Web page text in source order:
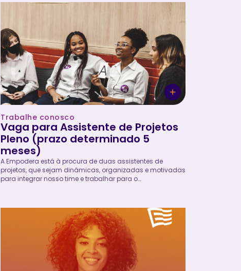
apoio por meio do esporte, de atividades socioeducativas
e do fortalecimento de direitos, contribuindo para a
ampliação de oportunidades e a construção de
trajetórias mais seguras e autônomas. As organizações
interessadas deverão consultar o Termo de Referência
para conhecer o escopo da contratação, os requisitos de
participação, os critérios de seleção e o cronograma do...
Trabalhe conosco
Vaga para Assistente de Projetos
Pleno (prazo determinado 5
meses)
A Empodera está à procura de duas assistentes de
projetos, que sejam dinâmicas, organizadas e motivadas
para integrar nosso time e trabalhar para o
Empodera, visando garantir sua qualidade e inovação
em um ambiente colaborativo. Quem somos A Empodera
–Transformação Social pelo Esporte é uma organização
sem fins lucrativos, com sede no Rio de Janeiro e atuação
nacional. Fundada em 2017, desenvolve programas e
projetos esportivos, com viés educacional, para meninas
adolescentes e mulheres periféricas, e capacita...